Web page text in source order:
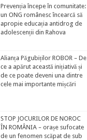
Prevenția începe în comunitate:
un ONG românesc încearcă să
apropie educația antidrog de
adolescenții din Rahova
Alianța Păgubiților ROBOR – De
ce a apărut această inițiativă și
de ce poate deveni una dintre
cele mai importante mișcări
STOP JOCURILOR DE NOROC
ÎN ROMÂNIA – orașe sufocate
de un fenomen scăpat de sub